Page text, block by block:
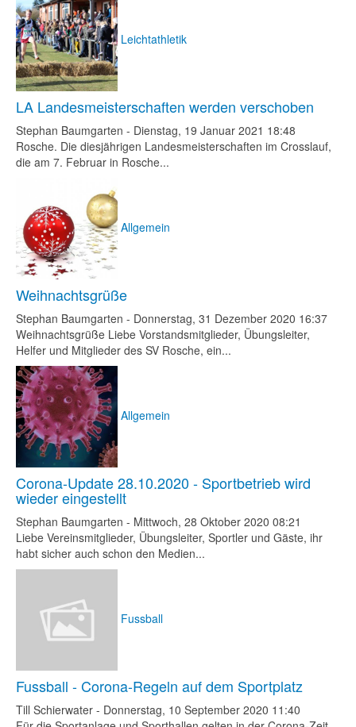
Leichtathletik
LA Landesmeisterschaften werden verschoben
Stephan Baumgarten - Dienstag, 19 Januar 2021 18:48
Rosche. Die diesjährigen Landesmeisterschaften im Crosslauf,
die am 7. Februar in Rosche...
Allgemein
Weihnachtsgrüße
Stephan Baumgarten - Donnerstag, 31 Dezember 2020 16:37
Weihnachtsgrüße Liebe Vorstandsmitglieder, Übungsleiter,
Helfer und Mitglieder des SV Rosche, ein...
Allgemein
Corona-Update 28.10.2020 - Sportbetrieb wird
wieder eingestellt
Stephan Baumgarten - Mittwoch, 28 Oktober 2020 08:21
Liebe Vereinsmitglieder, Übungsleiter, Sportler und Gäste, ihr
habt sicher auch schon den Medien...
Fussball
Fussball - Corona-Regeln auf dem Sportplatz
Till Schierwater - Donnerstag, 10 September 2020 11:40